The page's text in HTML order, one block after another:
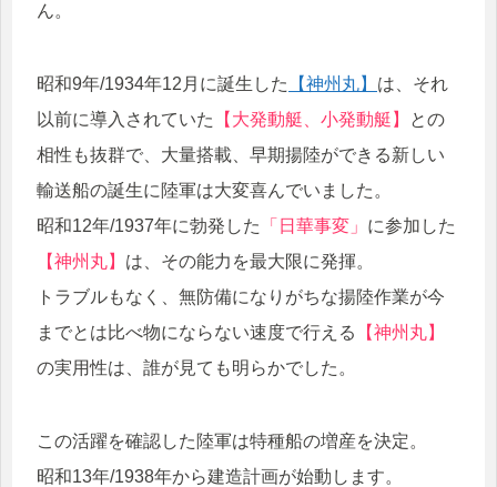
ん。
昭和9年/1934年12月に誕生した 【神州丸】 は、それ
以前に導入されていた
【大発動艇、小発動艇】
との
相性も抜群で、大量搭載、早期揚陸ができる新しい
輸送船の誕生に陸軍は大変喜んでいました。
昭和12年/1937年に勃発した
「日華事変」 に参加した
【神州丸】 は、その能力を最大限に発揮。
トラブルもなく、無防備になりがちな揚陸作業が今
までとは比べ物にならない速度で行える
【神州丸】
の実用性は、誰が見ても明らかでした。
この活躍を確認した陸軍は特種船の増産を決定。
昭和13年/1938年から建造計画が始動します。